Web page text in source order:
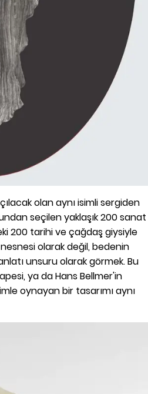
olan aynı isimli sergiden
seçilen yaklaşık 200 sanat
200 tarihi ve çağdaş giysiyle
olarak değil, bedenin
unsuru olarak görmek. Bu
ya da Hans Bellmer'in
oynayan bir tasarımı aynı